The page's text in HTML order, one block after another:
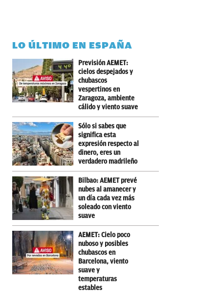
LO ÚLTIMO EN ESPAÑA
Previsión AEMET:
cielos despejados y
chubascos
vespertinos en
Zaragoza, ambiente
cálido y viento suave
Sólo si sabes que
significa esta
expresión respecto al
dinero, eres un
verdadero madrileño
Bilbao: AEMET prevé
nubes al amanecer y
un día cada vez más
soleado con viento
suave
AEMET: Cielo poco
nuboso y posibles
chubascos en
Barcelona, viento
suave y
temperaturas
estables